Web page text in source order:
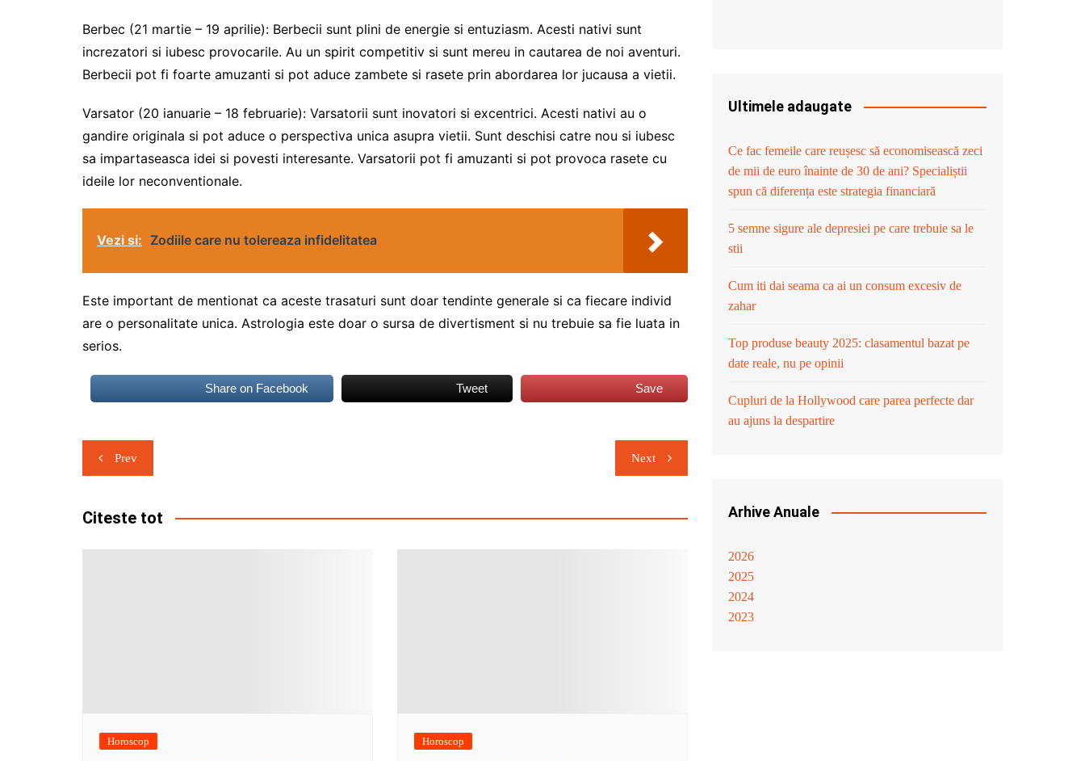
Berbec (21 martie – 19 aprilie): Berbecii sunt plini de energie si entuziasm. Acesti nativi sunt
increzatori si iubesc provocarile. Au un spirit competitiv si sunt mereu in cautarea de noi aventuri.
Berbecii pot fi foarte amuzanti si pot aduce zambete si rasete prin abordarea lor jucausa a vietii.
Varsator (20 ianuarie – 18 februarie): Varsatorii sunt inovatori si excentrici. Acesti nativi au o
gandire originala si pot aduce o perspectiva unica asupra vietii. Sunt deschisi catre nou si iubesc
sa impartaseasca idei si povesti interesante. Varsatorii pot fi amuzanti si pot provoca rasete cu
ideile lor neconventionale.
Vezi si: Zodiile care nu tolereaza infidelitatea
Este important de mentionat ca aceste trasaturi sunt doar tendinte generale si ca fiecare individ
are o personalitate unica. Astrologia este doar o sursa de divertisment si nu trebuie sa fie luata in
serios.
Share on Facebook Tweet Save
Navigare
în
articole
Prev Next
Citeste tot
Horoscop Horoscop
Ultimele adaugate
Ce fac femeile care reușesc să economisească zeci
de mii de euro înainte de 30 de ani? Specialiștii
spun că diferența este strategia financiară
5 semne sigure ale depresiei pe care trebuie sa le
stii
Cum iti dai seama ca ai un consum excesiv de
zahar
Top produse beauty 2025: clasamentul bazat pe
date reale, nu pe opinii
Cupluri de la Hollywood care parea perfecte dar
au ajuns la despartire
Arhive Anuale
2026
2025
2024
2023